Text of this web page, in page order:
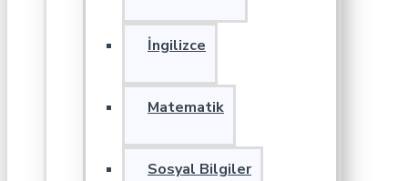
İngilizce
Matematik
Sosyal Bilgiler